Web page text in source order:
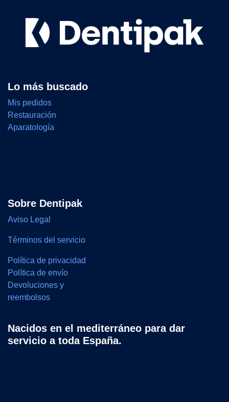
Lo más buscado
Mis pedidos
Restauración
Aparatología
Sobre Dentipak
Aviso Legal
Términos del servicio
Política de privacidad
Política de envío
Devoluciones y
reembolsos
Nacidos en el mediterráneo para dar
servicio a toda España.